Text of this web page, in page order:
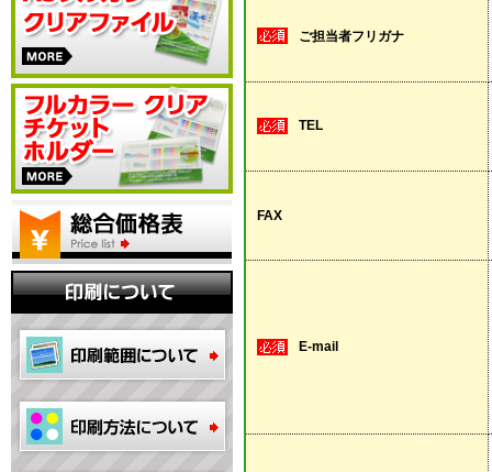
ご担当者フリガナ
TEL
FAX
E-mail